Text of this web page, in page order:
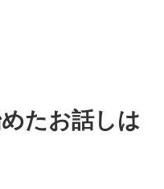
たお話しは